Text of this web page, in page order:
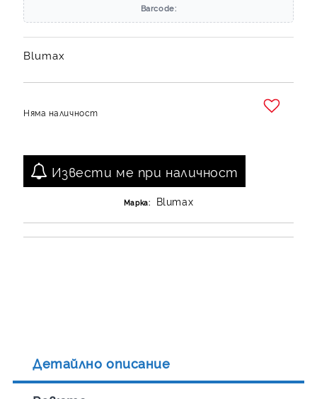
Barcode:
Blumax
Няма наличност
Извести ме при наличност
Марка: Blumax
Детайлно описание